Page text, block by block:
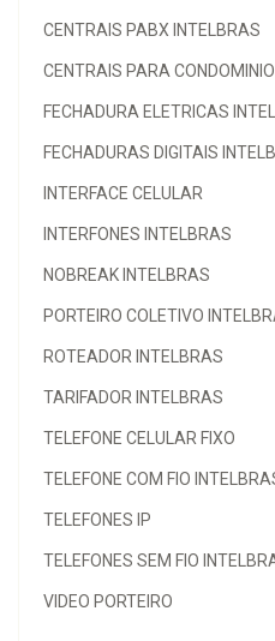
CENTRAIS PABX INTELBRAS
CENTRAIS PARA CONDOMINIO
FECHADURA ELETRICAS
FECHADURAS DIGITAIS
INTERFACE CELULAR
INTERFONES INTELBRAS
NOBREAK INTELBRAS
PORTEIRO COLETIVO
ROTEADOR INTELBRAS
TARIFADOR INTELBRAS
TELEFONE CELULAR FIXO
TELEFONE COM FIO
TELEFONES IP
TELEFONES SEM FIO
VIDEO PORTEIRO